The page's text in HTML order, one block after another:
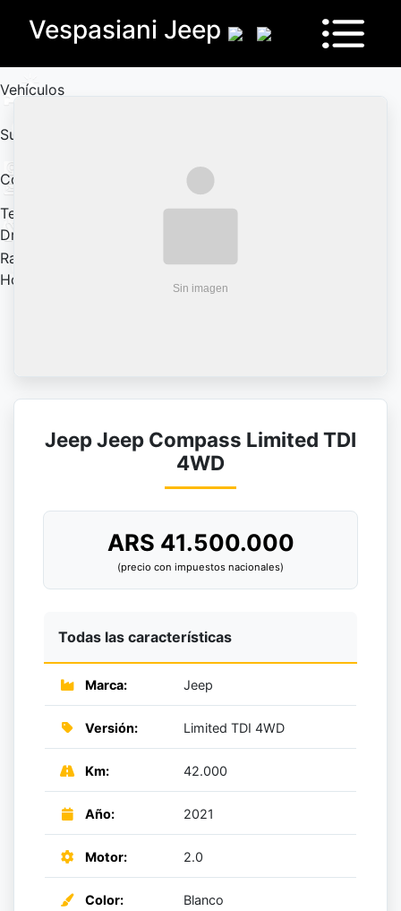
Vespasiani Jeep
Vehículos
Sucursales
Contactanos
Test
Drive
Ram
House
Jeep Jeep Compass Limited TDI
4WD
ARS 41.500.000
(precio con impuestos nacionales)
Todas las características
Marca: Jeep
Versión: Limited TDI 4WD
Km: 42.000
Año: 2021
Motor: 2.0
Color: Blanco